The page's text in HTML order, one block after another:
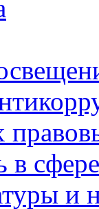
в
и